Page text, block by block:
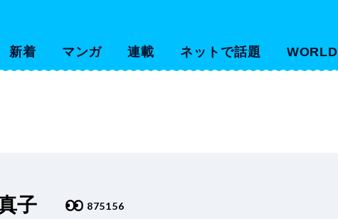
新着 マンガ 連載 ネットで話題 WORLD
子 875156